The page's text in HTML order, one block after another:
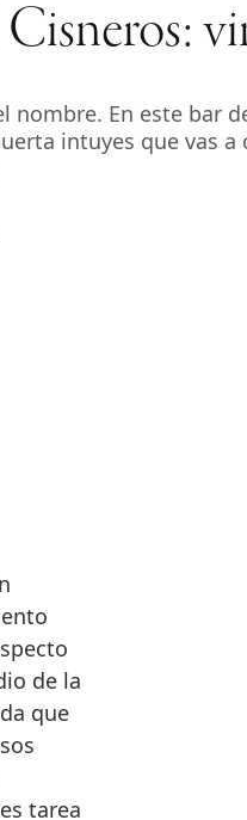
nombre. En este bar
intuyes que vas a
de la
que
tarea